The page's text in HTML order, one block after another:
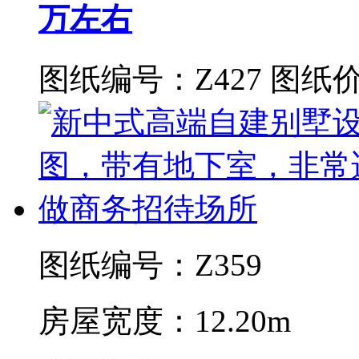
万左右
图纸编号：Z427 图纸
图纸编号：Z359
房屋宽度：12.20m